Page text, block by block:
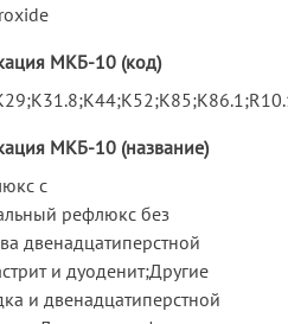
МКБ-10 (код)
МКБ-10 (название)
с
рефлюкс без
двенадцатиперстной
и дуоденит;Другие
и двенадцатиперстной